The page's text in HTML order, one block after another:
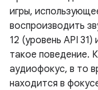
игры,
воспроизводить
12 (уровень API
такое поведение.
аудиофокус, в то
находится в